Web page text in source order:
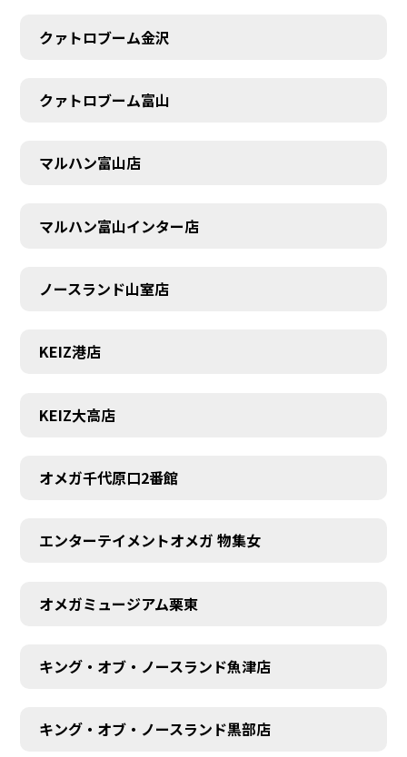
クァトロブーム金沢
クァトロブーム富山
マルハン富山店
マルハン富山インター店
ノースランド山室店
KEIZ港店
KEIZ大高店
オメガ千代原口2番館
エンターテイメントオメガ 物集女
オメガミュージアム栗東
キング・オブ・ノースランド魚津店
キング・オブ・ノースランド黒部店